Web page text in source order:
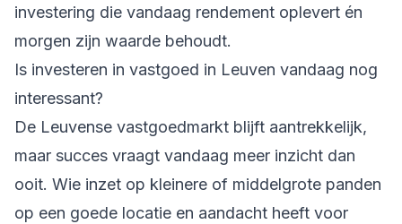
investering die vandaag rendement oplevert én
morgen zijn waarde behoudt.
Is investeren in vastgoed in Leuven vandaag nog
interessant?
De Leuvense vastgoedmarkt blijft aantrekkelijk,
maar succes vraagt vandaag meer inzicht dan
ooit. Wie inzet op kleinere of middelgrote panden
op een goede locatie en aandacht heeft voor